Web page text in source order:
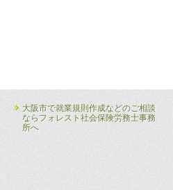
大阪市で就業規則作成などのご相談
ならフォレスト社会保険労務士事務
所へ